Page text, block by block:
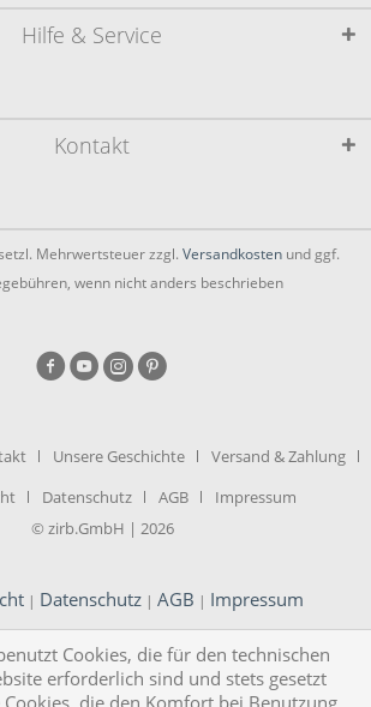
Kontakt
Hilfe & Service
Mehrwertsteuer zzgl. Versandkosten und ggf.
wenn nicht anders beschrieben
Unsere Geschichte
Versand & Zahlung
Datenschutz AGB
Impressum
© zirb.GmbH | 2026
| Datenschutz | AGB | Impressum
Cookies, die für den technischen
erforderlich sind und stets gesetzt
die den Komfort bei Benutzung